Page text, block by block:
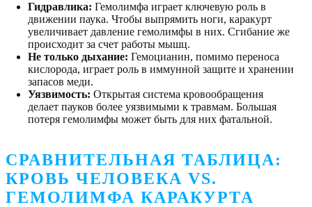
Гидравлика: Гемолимфа играет ключевую роль в
движении паука. Чтобы выпрямить ноги, каракурт
увеличивает давление гемолимфы в них. Сгибание же
происходит за счет работы мышц.
Не только дыхание: Гемоцианин, помимо переноса
кислорода, играет роль в иммунной защите и хранении
запасов меди.
Уязвимость: Открытая система кровообращения
делает пауков более уязвимыми к травмам. Большая
потеря гемолимфы может быть для них фатальной.
СРАВНИТЕЛЬНАЯ ТАБЛИЦА:
КРОВЬ ЧЕЛОВЕКА VS.
ГЕМОЛИМФА КАРАКУРТА